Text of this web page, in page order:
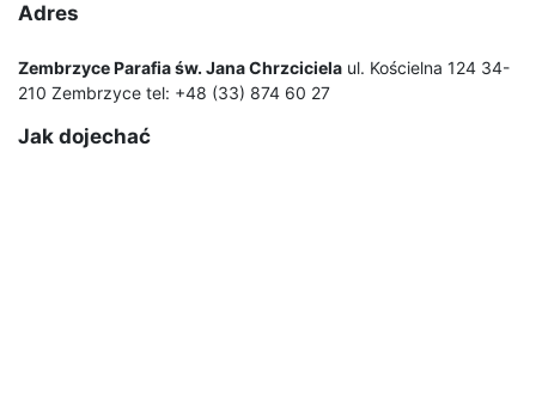
Adres
Zembrzyce Parafia św. Jana Chrzciciela ul. Kościelna 124 34-
210 Zembrzyce tel: +48 (33) 874 60 27
Jak dojechać